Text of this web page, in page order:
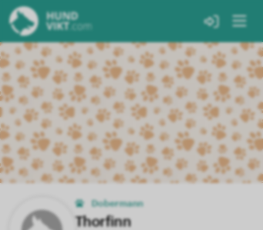
Dobermann
Thorfinn